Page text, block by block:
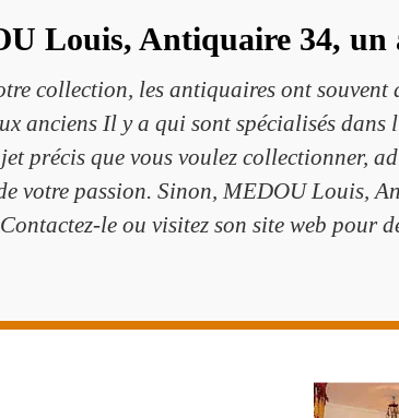
Louis, Antiquaire 34, un
collection, les antiquaires ont souvent
anciens Il y a qui sont spécialisés dans
précis que vous voulez collectionner,
votre passion. Sinon, MEDOU Louis,
le ou visitez son site web pour